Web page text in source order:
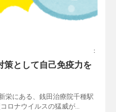
：
策として自己免疫力を
栄にある、銭田治療院千種駅
ロナウイルスの猛威が…